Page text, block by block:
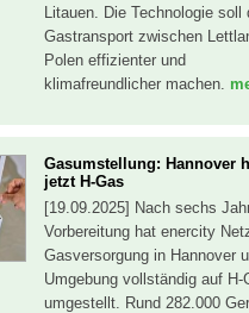
Litauen. Die Technologie soll
Gastransport zwischen
Polen effizienter und
klimafreundlicher machen.
Gasumstellung: Hannover
jetzt H-Gas
[19.09.2025] Nach sechs
Vorbereitung hat enercity
Gasversorgung in Hannover
Umgebung vollständig auf H-
umgestellt. Rund 282.000